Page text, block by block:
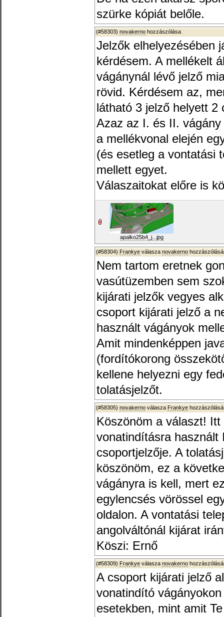
szürke kópiát belőle.
(#58303) novakerno hozzászólása
Jelzők elhelyezésében
kérdésem. A mellékelt
vágánynál lévő jelző
rövid. Kérdésem az,
látható 3 jelző helyett 2
Azaz az I. és II.
a mellékvonal elején
(és esetleg a vontatási
mellett egyet.
Válaszaitokat előre is
apalko25b4_j...jpg
(#58304) Frankye válasza novakerno
Nem tartom eretnek
vasútüzemben sem
kijárati jelzők vegyes
csoport kijárati jelző a
használt vágányok
Amit mindenképpen
(fordítókorong
kellene helyezni egy
tolatásjelzőt.
(#58305) novakerno válasza Frankye
Köszönöm a választ!
vonatindításra használt
csoportjelzője. A
köszönöm, ez a
vágányra is kell, mert
egylencsés vörössel
oldalon. A vontatási
angolváltónál kijárat
Köszi: Ernő
(#58309) Frankye válasza novakerno
A csoport kijárati jelző
vonatindító
esetekben, mint amit